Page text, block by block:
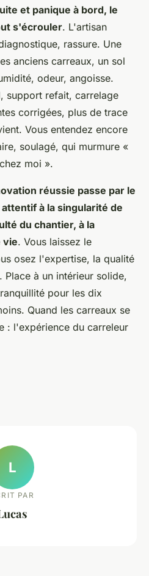
et panique à bord, le
s'écrouler. L'artisan
rassure. Une
anciens carreaux, un sol
odeur, angoisse.
support refait, carrelage
corrigées, plus de trace
Vous entendez encore
soulagé, qui murmure «
moi ».
réussie passe par le
à la singularité de
du chantier, à la
vie. Vous laissez le
osez l'expertise, la qualité
à un intérieur solide,
pour les dix
Quand les carreaux se
: l'expérience du carreleur
L
PAR